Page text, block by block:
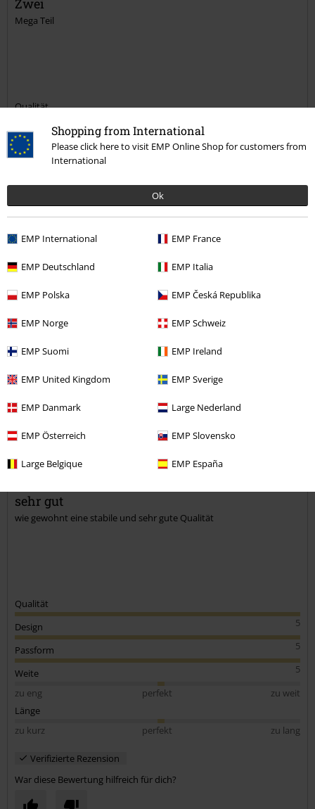
Shopping from International
Please click here to visit EMP Online Shop for customers from
International
Ok
EMP International EMP France
EMP Deutschland EMP Italia
EMP Polska EMP Česká Republika
EMP Norge EMP Schweiz
EMP Suomi EMP Ireland
EMP United Kingdom EMP Sverige
EMP Danmark Large Nederland
EMP Österreich EMP Slovensko
Large Belgique EMP España
Mega Teil
Qualität
Design
5
Passform
perfekt
zu kurz
perfekt
Verifizierte Rezension
Kommentieren
Kommentar jetzt abschicken!
Thorsten H.
Geschrieben am: Sonntag, 28.12.2025
Körpergröße in Meter: 1.75
Gekaufte Größe: M
sehr gut
wie gewohnt eine stabile und sehr gute Qualität
Qualität
5
Design
5
Passform
5
Weite
zu eng
perfekt
zu weit
Länge
zu kurz
perfekt zu lang
Verifizierte Rezension
War diese Bewertung hilfreich für dich?